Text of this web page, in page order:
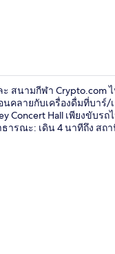
สนามกีฬา Crypto.com
คลายกับเครื่องดื่มที่บาร์/
Concert Hall เพียงขับร
ารณะ: เดิน 4 นาทีถึง สถ